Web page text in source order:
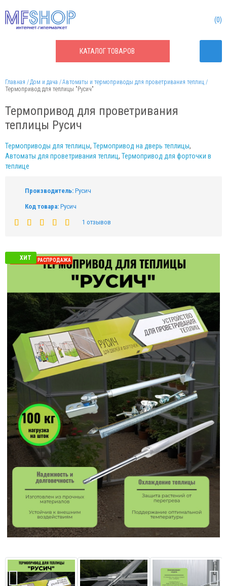
КАТАЛОГТОВАРОВ
0
Главная Дом и дача
Автоматы и термоприводы для проветривания теплиц
Термопривод для теплицы "Русич"
Термопривод для проветривания
теплицы Русич
Термоприводы для теплицы, Термопривод на дверь теплицы,
Автоматы для проветривания теплиц, Термопривод для форточки в
теплице
Производитель: Русич
Код товара: Русич
1 отзывов
ХИТ
СЕЗОННАЯ РАСПРОДАЖА